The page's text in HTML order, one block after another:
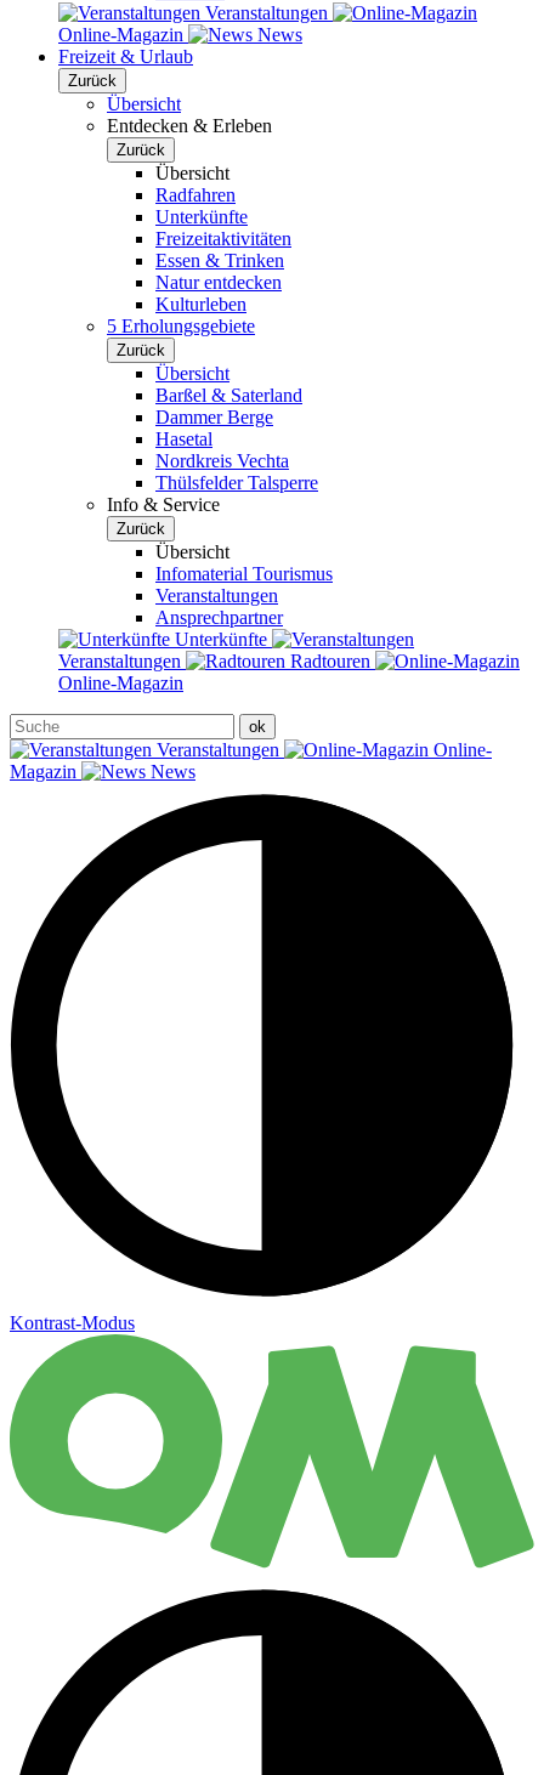
Veranstaltungen
Online-Magazin
News
Freizeit & Urlaub
Zurück
Übersicht
Entdecken & Erleben
Zurück
Übersicht
Radfahren
Unterkünfte
Freizeitaktivitäten
Essen & Trinken
Natur entdecken
Kulturleben
5 Erholungsgebiete
Zurück
Übersicht
Barßel & Saterland
Dammer Berge
Hasetal
Nordkreis Vechta
Thülsfelder Talsperre
Info & Service
Zurück
Übersicht
Infomaterial Tourismus
Veranstaltungen
Ansprechpartner
Unterkünfte
Veranstaltungen
Radtouren
Online-Magazin
Veranstaltungen
Online-
Magazin
News
Kontrast-Modus